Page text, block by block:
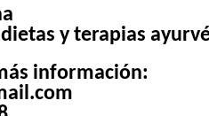
y terapias
información: